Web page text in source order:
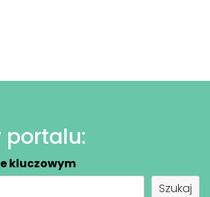
portalu:
kluczowym
Szukaj